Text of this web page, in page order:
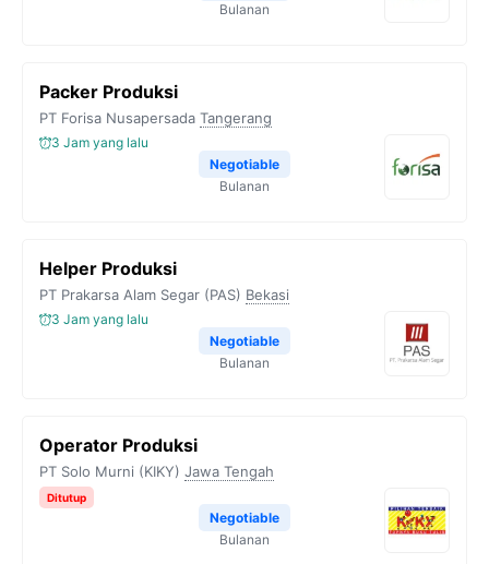
Bulanan
Packer Produksi
PT Forisa Nusapersada Tangerang
3 Jam yang lalu
Negotiable
Bulanan
Helper Produksi
PT Prakarsa Alam Segar (PAS) Bekasi
3 Jam yang lalu
Negotiable
Bulanan
Operator Produksi
PT Solo Murni (KIKY) Jawa Tengah
Ditutup
Negotiable
Bulanan